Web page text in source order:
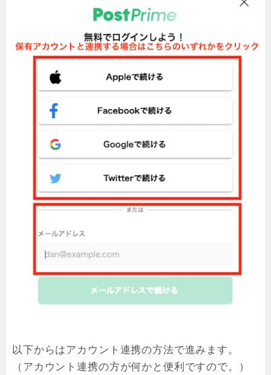
以下からはアカウント連携の方法で進みます。
（アカウント連携の方が何かと便利ですので。）